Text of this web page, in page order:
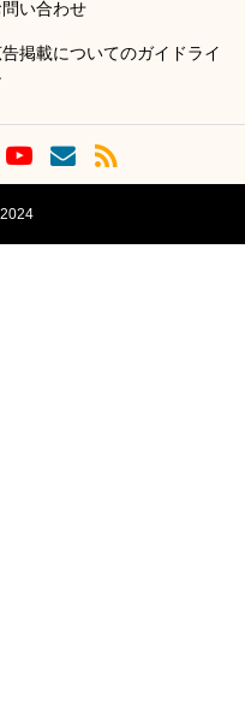
問い合わせ
告掲載についてのガイドライ